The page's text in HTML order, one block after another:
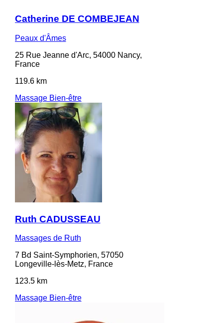
Catherine DE COMBEJEAN
Peaux d'Âmes
25 Rue Jeanne d'Arc, 54000 Nancy,
France
119.6 km
Massage Bien-être
Ruth CADUSSEAU
Massages de Ruth
7 Bd Saint-Symphorien, 57050
Longeville-lès-Metz, France
123.5 km
Massage Bien-être